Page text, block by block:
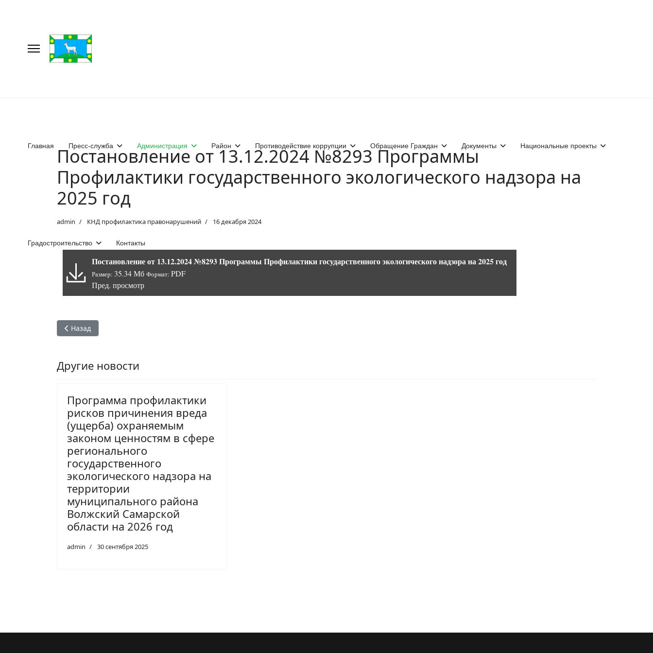
Главная Пресс-служба Администрация Район Противодействие коррупции Обращение Граждан Документы Национальные проекты
Градостроительство Контакты
Постановление от 13.12.2024 №8293 Программы
Профилактики государственного экологического надзора на
2025 год
admin КНД профилактика правонарушений 16 декабря 2024
Постановление от 13.12.2024 №8293 Программы Профилактики государственного экологического надзора на 2025 год
Размер: 35.34 Мб Формат: PDF
Пред. просмотр
Предыдущий: Программа профилактики рисков причинения вреда (ущерба) охраняемым законом ценностям в сфере регионального государственного экологического
Назад
Другие новости
Программа профилактики
рисков причинения вреда
(ущерба) охраняемым
законом ценностям в сфере
регионального
государственного
экологического надзора на
территории
муниципального района
Волжский Самарской
области на 2026 год
admin 30 сентября 2025